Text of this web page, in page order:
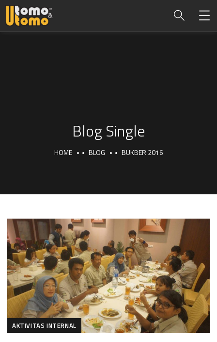
Blog Single
HOME BLOG BUKBER 2016
AKTIVITAS INTERNAL